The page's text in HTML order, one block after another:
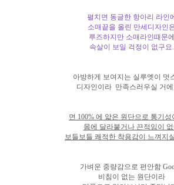
펼치면 동글한 항아리 라인
소매끝을 올린 만세디자인
루즈하지만 소매라인때문에
속살이 보일 걱정이 없구요.
아방하게 보여지는 실루엣이 멋
디자인이라 만족스러우실 거
면 100% 에 얇은 원단으로 통기성
몸에 달라붙거나 끈적임이 없
보들보들 쾌적한 착용감이 느껴지
가벼운 중량감으로 편안함
비침이 없는 원단이라